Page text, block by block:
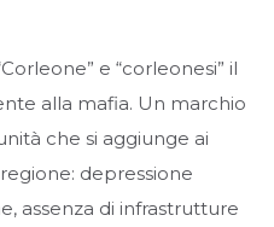
e “corleonesi” il
alla mafia. Un marchio
che si aggiunge ai
depressione
assenza di infrastrutture